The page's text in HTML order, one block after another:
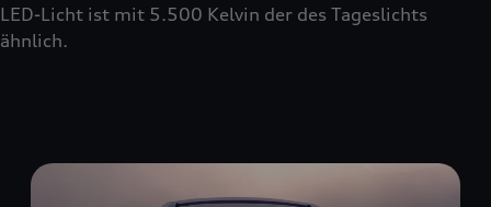
LED-Licht ist mit 5.500 Kelvin der des Tageslichts
ähnlich.